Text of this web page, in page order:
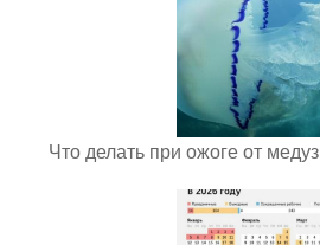
Что делать при ожоге от